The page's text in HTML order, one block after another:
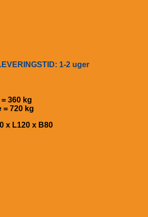
1-2 uger
360 kg
720 kg
x L120 x B80